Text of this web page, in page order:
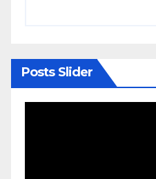
Posts Slider